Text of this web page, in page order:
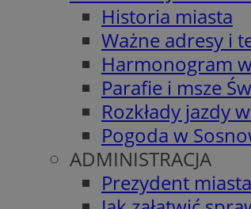
Historia miasta
Ważne adresy i
Harmonogram
Parafie i msze
Rozkłady jazdy
Pogoda w
ADMINISTRACJA
Prezydent miasta